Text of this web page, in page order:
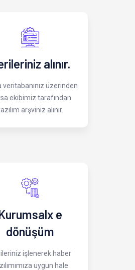
alınır.
veritabanınız üzerinden
ekibimiz tarafından
arşviniz alınır.
e
dönüşüm
işlenerek haber
uygun hale